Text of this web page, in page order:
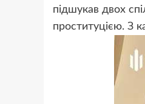
підшукав двох
проституцією. З